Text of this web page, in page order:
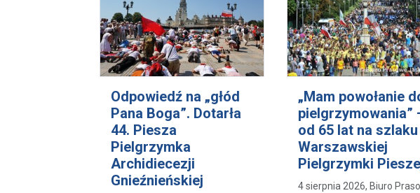
Odpowiedź na „głód
Pana Boga”. Dotarła
44. Piesza
Pielgrzymka
Archidiecezji
Gnieźnieńskiej
„Mam powołanie
pielgrzymowania”
od 65 lat na szlaku
Warszawskiej
Pielgrzymki
4 sierpnia 2026, Biuro